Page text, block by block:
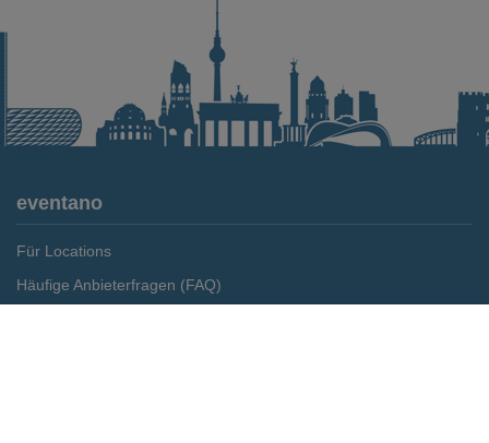
eventano
Für Locations
Häufige Anbieterfragen (FAQ)